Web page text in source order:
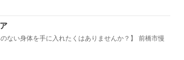
のない身体を手に入れたくはありませんか？】 前橋市慢